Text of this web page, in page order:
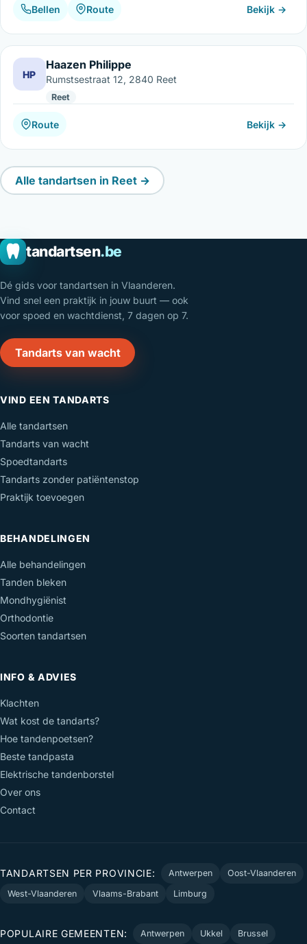
Bellen Route Bekijk →
HP
Haazen Philippe
Rumstsestraat 12, 2840 Reet
Reet
Route Bekijk →
Alle tandartsen in Reet →
tandartsen.be
Dé gids voor tandartsen in Vlaanderen.
Vind snel een praktijk in jouw buurt — ook
voor spoed en wachtdienst, 7 dagen op 7.
Tandarts van wacht
VIND EEN TANDARTS
Alle tandartsen
Tandarts van wacht
Spoedtandarts
Tandarts zonder patiëntenstop
Praktijk toevoegen
BEHANDELINGEN
Alle behandelingen
Tanden bleken
Mondhygiënist
Orthodontie
Soorten tandartsen
INFO & ADVIES
Klachten
Wat kost de tandarts?
Hoe tandenpoetsen?
Beste tandpasta
Elektrische tandenborstel
Over ons
Contact
TANDARTSEN PER PROVINCIE: Antwerpen
Oost-Vlaanderen
West-Vlaanderen
Vlaams-Brabant Limburg
POPULAIRE GEMEENTEN: Antwerpen Ukkel Brussel